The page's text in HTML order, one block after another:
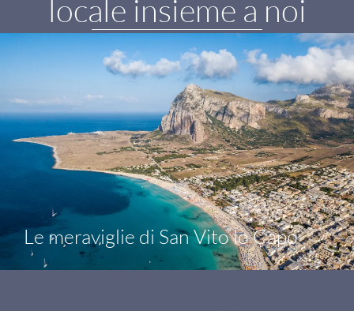
locale insieme a noi
Le meraviglie di San Vito lo Capo